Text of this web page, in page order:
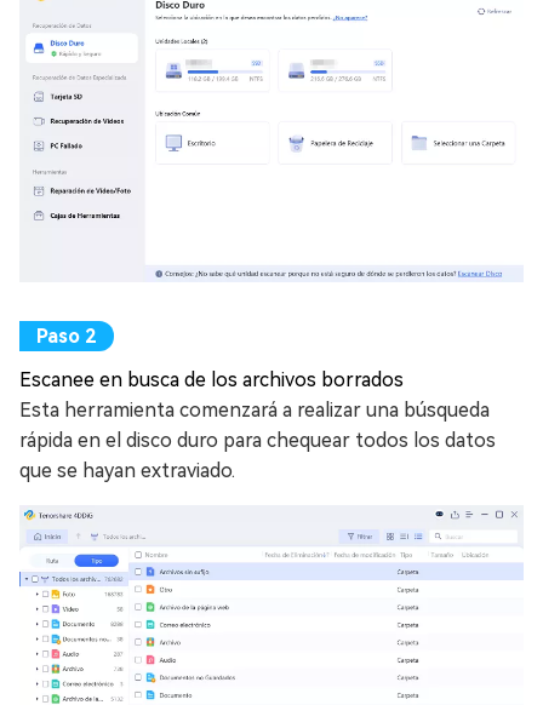
Escanee en busca de los archivos borrados
Esta herramienta comenzará a realizar una búsqueda
rápida en el disco duro para chequear todos los datos
que se hayan extraviado.